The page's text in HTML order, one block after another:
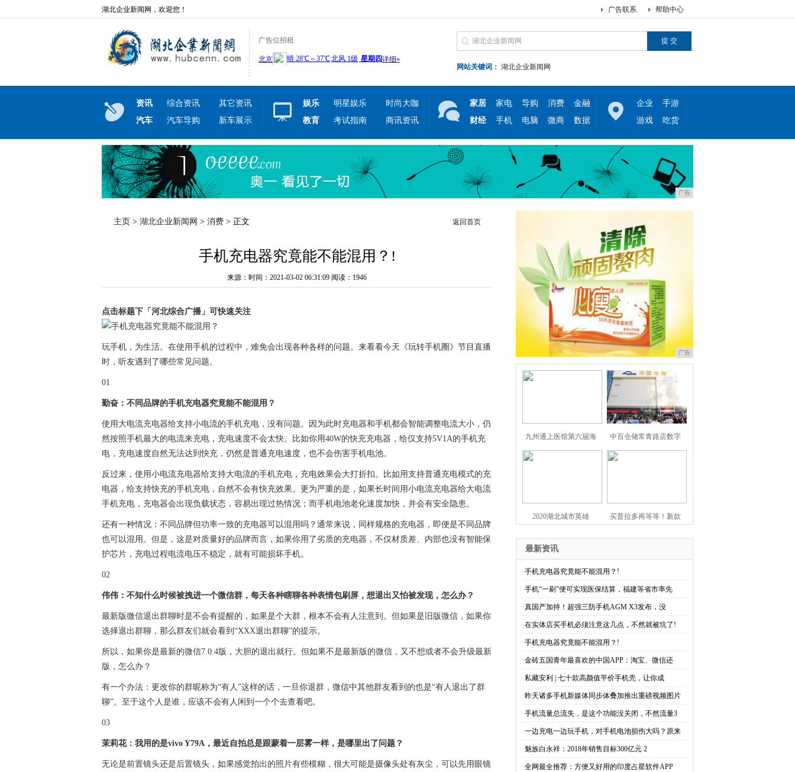
湖北企业新闻网，欢迎您！ 帮助中心
广告联系
广告位招租
网站关键词： 湖北企业新闻网
资讯 综合资讯
其它资讯
汽车
汽车导购 新车展示
娱乐 明星娱乐
时尚大咖
教育
考试指南 商讯资讯
家居 家电 导购 消费
金融
财经
手机 电脑 微商 数据
企业
手游
游戏
吃货
广告
主页 > 湖北企业新闻网 > 消费 > 正文 返回首页
手机充电器究竟能不能混用？!
来源：时间：2021-03-02 06:31:09 阅读：1946
点击标题下「河北综合广播」可快速关注
玩手机，为生活。在使用手机的过程中，难免会出现各种各样的问题。来看看今天《玩转手机圈》节目直播
时，听友遇到了哪些常见问题。
01
勤奋：不同品牌的手机充电器究竟能不能混用？
使用大电流充电器给支持小电流的手机充电，没有问题。因为此时充电器和手机都会智能调整电流大小，仍
然按照手机最大的电流来充电，充电速度不会太快。比如你用40W的快充充电器，给仅支持5V1A的手机充
电，充电速度自然无法达到快充，仍然是普通充电速度，也不会伤害手机电池。
反过来，使用小电流充电器给支持大电流的手机充电，充电效果会大打折扣。比如用支持普通充电模式的充
电器，给支持快充的手机充电，自然不会有快充效果。更为严重的是，如果长时间用小电流充电器给大电流
手机充电，充电器会出现负载状态，容易出现过热情况；而手机电池老化速度加快，并会有安全隐患。
还有一种情况：不同品牌但功率一致的充电器可以混用吗？通常来说，同样规格的充电器，即便是不同品牌
也可以混用。但是，这是对质量好的品牌而言，如果你用了劣质的充电器，不仅材质差、内部也没有智能保
护芯片，充电过程电流电压不稳定，就有可能损坏手机。
02
伟伟：不知什么时候被拽进一个微信群，每天各种瞎聊各种表情包刷屏，想退出又怕被发现，怎么办？
最新版微信退出群聊时是不会有提醒的，如果是个大群，根本不会有人注意到。但如果是旧版微信，如果你
选择退出群聊，那么群友们就会看到“XXX退出群聊”的提示。
所以，如果你是最新的微信7.0.4版，大胆的退出就行。但如果不是最新版的微信，又不想或者不会升级最新
版，怎么办？
有一个办法：更改你的群昵称为“有人”这样的话，一旦你退群，微信中其他群友看到的也是“有人退出了群
聊”。至于这个人是谁，应该不会有人闲到一个个去查看吧。
03
茉莉花：我用的是vivo Y79A，最近自拍总是跟蒙着一层雾一样，是哪里出了问题？
无论是前置镜头还是后置镜头，如果感觉拍出的照片有些模糊，很大可能是摄像头处有灰尘，可以先用眼镜
广告
九州通上医馆第六届海 中百仓储常青路店数字
2020湖北城市英雄 买普拉多再等等！新款
最新资讯
·手机充电器究竟能不能混用？!
·手机“一刷”便可实现医保结算，福建等省市率先
·真国产加持！超强三防手机AGM X3发布，没
·在实体店买手机必须注意这几点，不然就被坑了!
·手机充电器究竟能不能混用？!
·金砖五国青年最喜欢的中国APP：淘宝、微信还
·私藏安利 | 七十款高颜值平价手机壳，让你成
·昨天诸多手机新媒体同步体叠加推出重磅视频图片
·手机流量总流失，是这个功能没关闭，不然流量3
·一边充电一边玩手机，对手机电池损伤大吗？原来
·魅族白永祥：2018年销售目标300亿元 2
·全网最全推荐：方便又好用的印度占星软件APP